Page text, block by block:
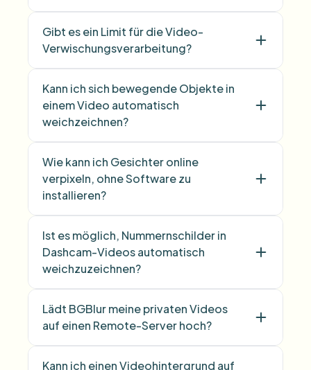
Gibt es ein Limit für die Video-
Verwischungsverarbeitung?
Kann ich sich bewegende Objekte in
einem Video automatisch
weichzeichnen?
Wie kann ich Gesichter online
verpixeln, ohne Software zu
installieren?
Ist es möglich, Nummernschilder in
Dashcam-Videos automatisch
weichzuzeichnen?
Lädt BGBlur meine privaten Videos
auf einen Remote-Server hoch?
Kann ich einen Videohintergrund auf